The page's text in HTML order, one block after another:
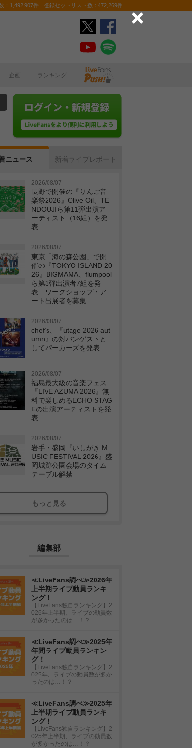
：1,492,907件 登録セットリスト数：472,269件
企画 ランキング
ニュース 新着ライブレポート
2026/08/07
長野で開催の『りんご音
楽祭2026』Olive Oil、TE
NDOUJIら第11弾出演ア
ーティスト（16組）を発
表
2026/08/07
東京「海の森公園」で開
催の『TOKYO ISLAND 20
26』BIGMAMA、flumpool
ら第3弾出演者7組を発
表 ワークショップ・ア
ート出展者を募集
2026/08/07
chef’s、『utage 2026 aut
umn』の対バンゲストと
してパーカーズを発表
2026/08/07
福島最大級の音楽フェス
『LIVE AZUMA 2026』無
料で楽しめるECHO STAG
Eの出演アーティストを発
表
2026/08/07
岩手・盛岡『いしがき M
USIC FESTIVAL 2026』盛
岡城跡公園会場のタイム
テーブル解禁
もっと見る
編集部
≪LiveFans調べ≫2026年
上半期ライブ動員ランキ
ング！
【LiveFans独自ランキング】2
026年上半期、ライブの動員数
が多かったのは…！？
≪LiveFans調べ≫2025年
年間ライブ動員ランキン
グ！
【LiveFans独自ランキング】2
025年、ライブの動員数が多か
ったのは…！？
≪LiveFans調べ≫2025年
上半期ライブ動員ランキ
ング！
【LiveFans独自ランキング】2
025年上半期、ライブの動員数
が多かったのは…！？